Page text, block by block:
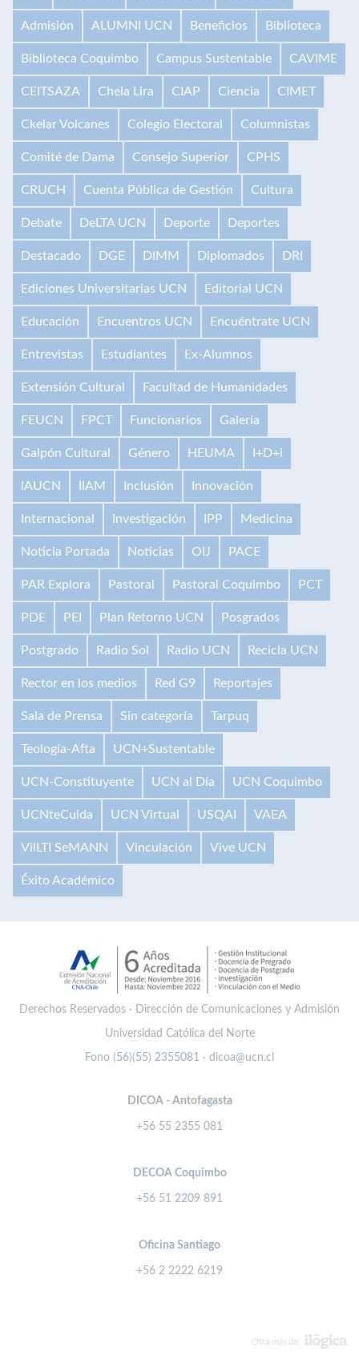
Admisión ALUMNI UCN Beneficios Biblioteca
Biblioteca Coquimbo Campus Sustentable CAVIME
CEITSAZA Chela Lira CIAP Ciencia CIMET
Ckelar Volcanes Colegio Electoral Columnistas
Comité de Dama Consejo Superior CPHS
CRUCH Cuenta Pública de Gestión Cultura
Debate DeLTA UCN Deporte Deportes
Destacado DGE DIMM Diplomados DRI
Ediciones Universitarias UCN Editorial UCN
Educación Encuentros UCN Encuéntrate UCN
Entrevistas Estudiantes Ex-Alumnos
Extensión Cultural Facultad de Humanidades
FEUCN FPCT Funcionarios Galería
Galpón Cultural Género HEUMA I+D+i
IAUCN IIAM Inclusión Innovación
Internacional Investigación IPP Medicina
Noticia Portada Noticias OIJ PACE
PAR Explora Pastoral Pastoral Coquimbo PCT
PDE PEI Plan Retorno UCN Posgrados
Postgrado Radio Sol Radio UCN Recicla UCN
Rector en los medios Red G9 Reportajes
Sala de Prensa Sin categoría Tarpuq
Teología-Afta UCN+Sustentable
UCN-Constituyente UCN al Día UCN Coquimbo
UCNteCuida UCN Virtual USQAI VAEA
VilLTI SeMANN Vinculación Vive UCN
Éxito Académico
Derechos Reservados · Dirección de Comunicaciones y Admisión
Universidad Católica del Norte
Fono (56)(55) 2355081 · dicoa@ucn.cl
DICOA - Antofagasta
+56 55 2355 081
DECOA Coquimbo
+56 51 2209 891
Oficina Santiago
+56 2 2222 6219